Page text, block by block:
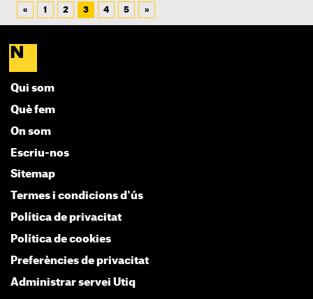
« 1 2 3 4 5 »
Qui som
Què fem
On som
Escriu-nos
Sitemap
Termes i condicions d'ús
Política de privacitat
Política de cookies
Preferències de privacitat
Administrar servei Utiq